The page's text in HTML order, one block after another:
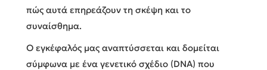
πώς αυτά επηρεάζουν τη σκέψη και το
συναίσθημα.
Ο εγκέφαλός μας αναπτύσσεται και δομείται
σύμφωνα με ένα γενετικό σχέδιο (DNA) που